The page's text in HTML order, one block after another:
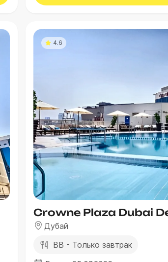
4.6
Crowne Plaza Dubai
Дубай
BB - Только завтрак